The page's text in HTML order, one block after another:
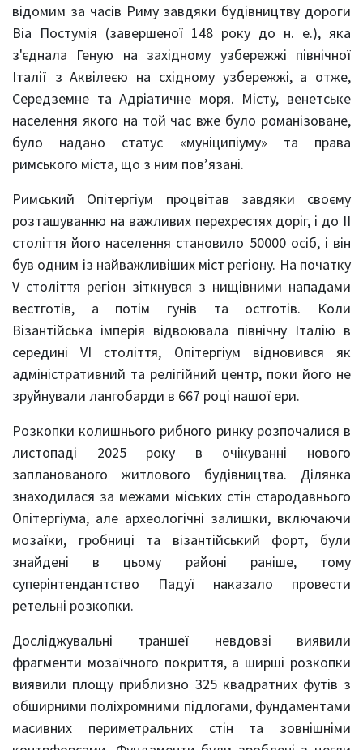
відомим за часів Риму завдяки будівництву дороги
Віа Постумія (завершеної 148 року до н. е.), яка
з'єднала Геную на західному узбережжі північної
Італії з Аквілеєю на східному узбережжі, а отже,
Середземне та Адріатичне моря. Місту, венетське
населення якого на той час вже було романізоване,
було надано статус «муніципіуму» та права
римського міста, що з ним пов’язані.
Римський Опітергіум процвітав завдяки своєму
розташуванню на важливих перехрестях доріг, і до II
століття його населення становило 50000 осіб, і він
був одним із найважливіших міст регіону. На початку
V століття регіон зіткнувся з нищівними нападами
вестготів, а потім гунів та остготів. Коли
Візантійська імперія відвоювала північну Італію в
середині VI століття, Опітергіум відновився як
адміністративний та релігійний центр, поки його не
зруйнували лангобарди в 667 році нашої ери.
Розкопки колишнього рибного ринку розпочалися в
листопаді 2025 року в очікуванні нового
запланованого житлового будівництва. Ділянка
знаходилася за межами міських стін стародавнього
Опітергіума, але археологічні залишки, включаючи
мозаїки, гробниці та візантійський форт, були
знайдені в цьому районі раніше, тому
суперінтендантство Падуї наказало провести
ретельні розкопки.
Досліджувальні траншеї невдовзі виявили
фрагменти мозаїчного покриття, а ширші розкопки
виявили площу приблизно 325 квадратних футів з
обширними поліхромними підлогами, фундаментами
масивних периметральних стін та зовнішніми